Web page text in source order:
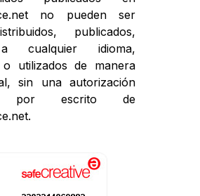
no pueden ser
publicados,
cualquier idioma,
o utilizados de manera
sin una autorización
por escrito de